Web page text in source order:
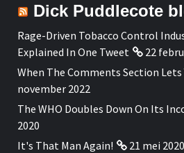
Dick Puddlecote
Rage-Driven Tobacco Control
Explained In One Tweet
22
When The Comments Section Lets
november 2022
The WHO Doubles Down On Its
2020
It's That Man Again!
21 mei 2020